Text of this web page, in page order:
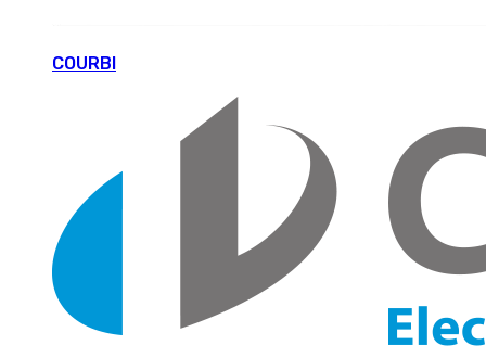
COURBI